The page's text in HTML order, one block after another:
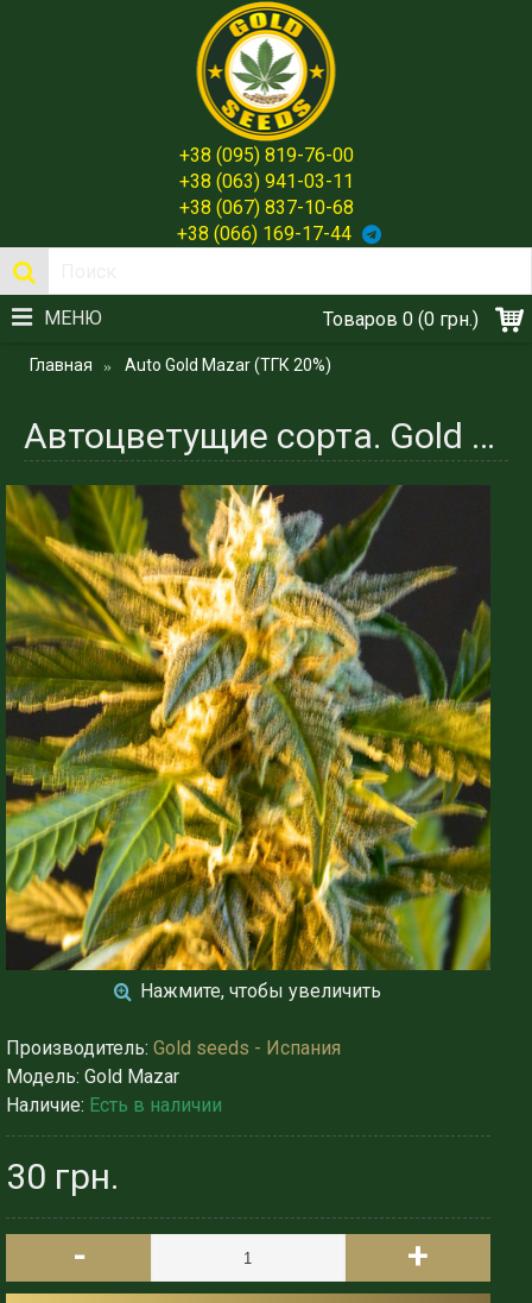
+38 (095) 819-76-00
+38 (063) 941-03-11
+38 (067) 837-10-68
+38 (066) 169-17-44
Товаров 0 (0 грн.)
МЕНЮ
Главная Auto Gold Mazar (ТГК 20%)
Автоцветущие сорта. Gold Mazar (ТГК 20%)
Нажмите, чтобы увеличить
Производитель: Gold seeds - Испания
Модель: Gold Mazar
Наличие: Есть в наличии
30 грн.
-
+